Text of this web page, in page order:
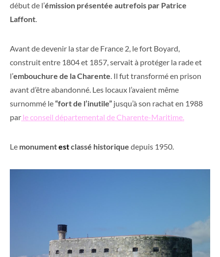
début de l’émission présentée autrefois par Patrice
Laffont.
Avant de devenir la star de France 2, le fort Boyard,
construit entre 1804 et 1857, servait à protéger la rade et
l’embouchure de la Charente. Il fut transformé en prison
avant d’être abandonné. Les locaux l’avaient même
surnommé le“fort de l’inutile” jusqu’à son rachat en 1988
par le conseil départemental de Charente-Maritime.
Le monumentestclassé historique depuis 1950.